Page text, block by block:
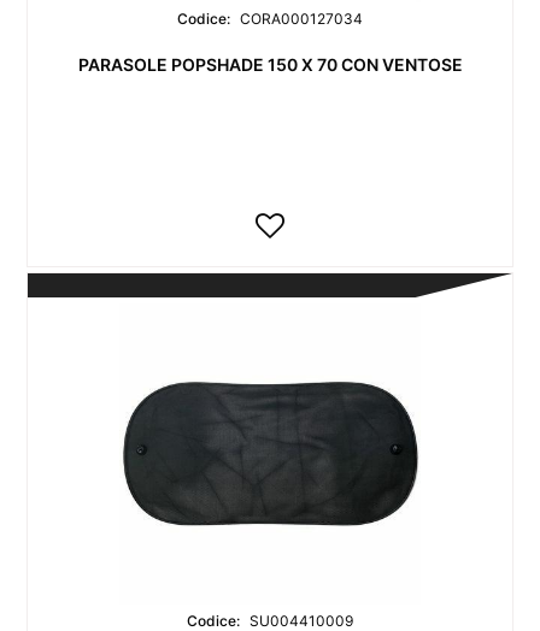
Codice: CORA000127034
PARASOLE POPSHADE 150 X 70 CON VENTOSE
Codice: SU004410009